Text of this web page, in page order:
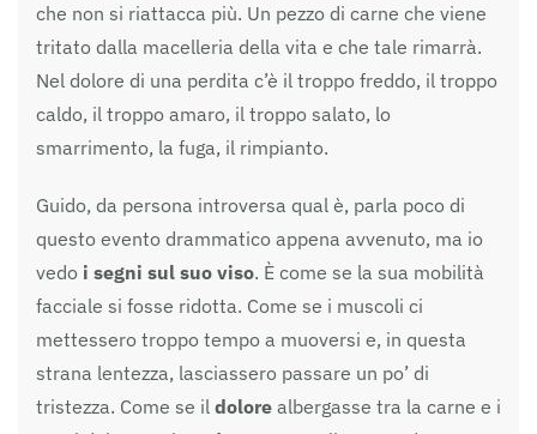
che non si riattacca più. Un pezzo di carne che viene
tritato dalla macelleria della vita e che tale rimarrà.
Nel dolore di una perdita c’è il troppo freddo, il troppo
caldo, il troppo amaro, il troppo salato, lo
smarrimento, la fuga, il rimpianto.
Guido, da persona introversa qual è, parla poco di
questo evento drammatico appena avvenuto, ma io
vedo i segni sul suo viso. È come se la sua mobilità
facciale si fosse ridotta. Come se i muscoli ci
mettessero troppo tempo a muoversi e, in questa
strana lentezza, lasciassero passare un po’ di
tristezza. Come se il dolore albergasse tra la carne e i